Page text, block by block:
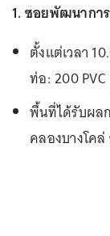
1. ซอยพัฒนากา
ตั้งแต่เวลา
ท่อ: 200 PVC
พื้นที่ได้รับผล
คลองบางโค